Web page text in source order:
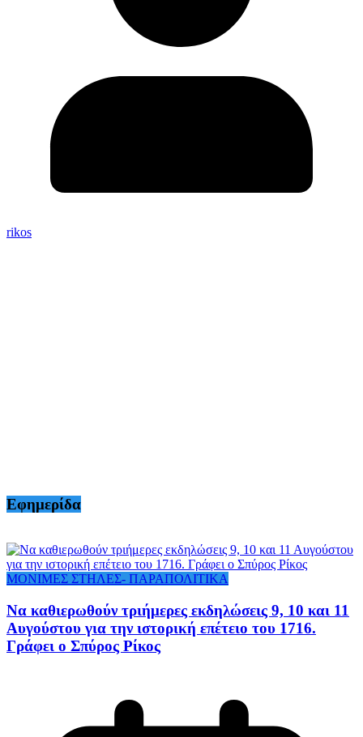
rikos
Εφημερίδα
ΜΟΝΙΜΕΣ ΣΤΗΛΕΣ- ΠΑΡΑΠΟΛΙΤΙΚΑ
Να καθιερωθούν τριήμερες εκδηλώσεις 9, 10 και 11
Αυγούστου για την ιστορική επέτειο του 1716.
Γράφει ο Σπύρος Ρίκος